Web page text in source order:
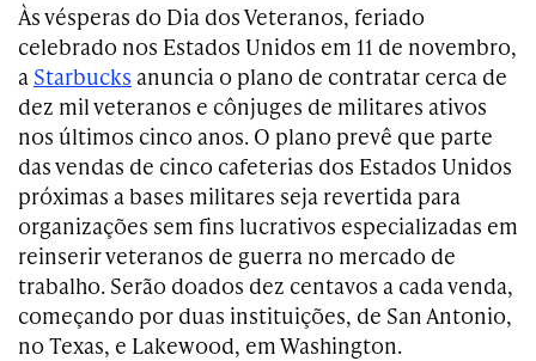
Às vésperas do Dia dos Veteranos, feriado
celebrado nos Estados Unidos em 11 de novembro,
a Starbucks anuncia o plano de contratar cerca de
dez mil veteranos e cônjuges de militares ativos
nos últimos cinco anos. O plano prevê que parte
das vendas de cinco cafeterias dos Estados Unidos
próximas a bases militares seja revertida para
organizações sem fins lucrativos especializadas em
reinserir veteranos de guerra no mercado de
trabalho. Serão doados dez centavos a cada venda,
começando por duas instituições, de San Antonio,
no Texas, e Lakewood, em Washington.